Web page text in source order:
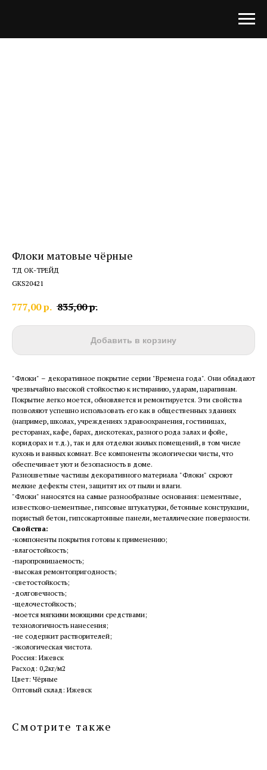
Флоки матовые чёрные
ТД ОК-ТРЕЙД
GKS20421
777,00р. 835,00р.
Добавить в корзину
"Флоки" – декоративное покрытие серии "Времена года". Они обладают
чрезвычайно высокой стойкостью к истиранию, ударам, царапинам.
Покрытие легко моется, обновляется и ремонтируется. Эти свойства
позволяют успешно использовать его как в общественных зданиях
(например, школах, учреждениях здравоохранения, гостиницах,
ресторанах, кафе, барах, дискотеках, разного рода залах и фойе,
коридорах и т.д.), так и для отделки жилых помещений, в том числе
кухонь и ванных комнат. Все компоненты экологически чисты, что
обеспечивает уют и безопасность в доме.
Разноцветные частицы декоративного материала "Флоки" скроют
мелкие дефекты стен, защитят их от пыли и влаги.
"Флоки" наносятся на самые разнообразные основания: цементные,
известково-цементные, гипсовые штукатурки, бетонные конструкции,
пористый бетон, гипсокартонные панели, металлические поверхности.
Свойства:
-компоненты покрытия готовы к применению;
-влагостойкость;
-паропроницаемость;
-высокая ремонтопригодность;
-светостойкость;
-долговечность;
-щелочестойкость;
-моется мягкими моющими средствами;
технологичность нанесения;
-не содержит растворителей;
-экологическая чистота.
Россия: Ижевск
Расход: 0,2кг/м2
Цвет: Чёрные
Оптовый склад: Ижевск
Смотрите также